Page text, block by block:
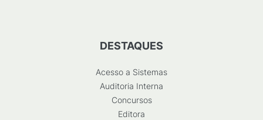
DESTAQUES
Acesso a Sistemas
Auditoria Interna
Concursos
Editora